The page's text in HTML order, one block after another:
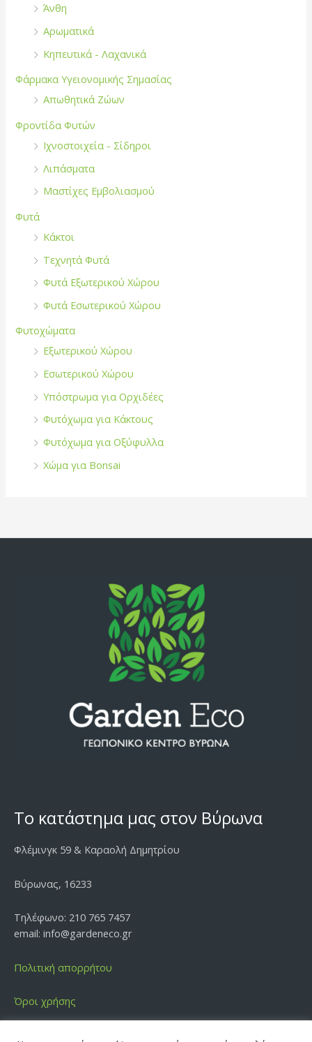
Άνθη
Αρωματικά
Κηπευτικά - Λαχανικά
Φάρμακα Υγειονομικής Σημασίας
Απωθητικά Ζώων
Φροντίδα Φυτών
Ιχνοστοιχεία - Σίδηροι
Λιπάσματα
Μαστίχες Εμβολιασμού
Φυτά
Κάκτοι
Τεχνητά Φυτά
Φυτά Εξωτερικού Χώρου
Φυτά Εσωτερικού Χώρου
Φυτοχώματα
Εξωτερικού Χώρου
Εσωτερικού Χώρου
Υπόστρωμα για Ορχιδέες
Φυτόχωμα για Κάκτους
Φυτόχωμα για Οξύφυλλα
Χώμα για Bonsai
Το κατάστημα μας στον Βύρωνα
Φλέμινγκ 59 & Καραολή Δημητρίου
Βύρωνας, 16233
Τηλέφωνο: 210 765 7457
email: info@gardeneco.gr
Πολιτική απορρήτου
Όροι χρήσης